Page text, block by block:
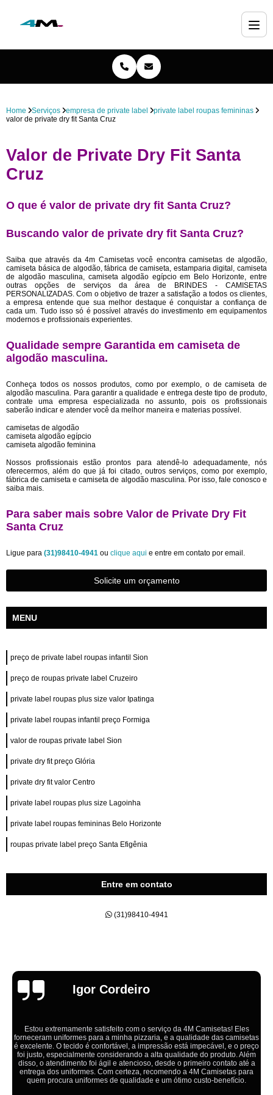
Home Serviços empresa de private label
private label roupas femininas
valor de private dry fit Santa Cruz
Valor de Private Dry Fit Santa
Cruz
O que é valor de private dry fit Santa Cruz?
Buscando valor de private dry fit Santa Cruz?
Saiba que através da 4m Camisetas você encontra camisetas de algodão,
camiseta básica de algodão, fábrica de camiseta, estamparia digital, camiseta
de algodão masculina, camiseta algodão egípcio em Belo Horizonte, entre
outras opções de serviços da área de BRINDES - CAMISETAS
PERSONALIZADAS. Com o objetivo de trazer a satisfação a todos os clientes,
a empresa entende que sua melhor destaque é conquistar a confiança de
cada um. Tudo isso só é possível através do investimento em equipamentos
modernos e profissionais experientes.
Qualidade sempre Garantida em camiseta de
algodão masculina.
Conheça todos os nossos produtos, como por exemplo, o de camiseta de
algodão masculina. Para garantir a qualidade e entrega deste tipo de produto,
contrate uma empresa especializada no assunto, pois os profissionais
saberão indicar e atender você da melhor maneira e materias possível.
camisetas de algodão
camiseta algodão egípcio
camiseta algodão feminina
Nossos profissionais estão prontos para atendê-lo adequadamente, nós
oferecermos, além do que já foi citado, outros serviços, como por exemplo,
fábrica de camiseta e camiseta de algodão masculina. Por isso, fale conosco e
saiba mais.
Para saber mais sobre Valor de Private Dry Fit
Santa Cruz
Ligue para (31)98410-4941 ou clique aqui e entre em contato por email.
Solicite um orçamento
MENU
preço de private label roupas infantil Sion
preço de roupas private label Cruzeiro
private label roupas plus size valor Ipatinga
private label roupas infantil preço Formiga
valor de roupas private label Sion
private dry fit preço Glória
private dry fit valor Centro
private label roupas plus size Lagoinha
private label roupas femininas Belo Horizonte
roupas private label preço Santa Efigênia
Entre em contato
(31)98410-4941
Camisetas! Eles
das camisetas
e o preço
do produto. Além
contato até a
Camisetas para
custo-benefício.
Ótimo atendimento,todos muito educados,
cliente em primeiro lugar. Qualquer lugar tem
aqui na 4M tudo é resolvido com calma e de
ganhando no final.